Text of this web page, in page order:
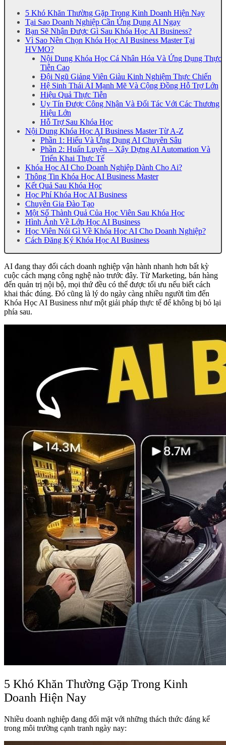
5 Khó Khăn Thường Gặp Trong Kinh Doanh Hiện Nay
Tại Sao Doanh Nghiệp Cần Ứng Dụng AI Ngay
Bạn Sẽ Nhận Được Gì Sau Khóa Học AI Business?
Vì Sao Nên Chọn Khóa Học AI Business Master Tại
HVMO?
Nội Dung Khóa Học Cá Nhân Hóa Và Ứng Dụng Thực
Tiễn Cao
Đội Ngũ Giảng Viên Giàu Kinh Nghiệm Thực Chiến
Hệ Sinh Thái AI Mạnh Mẽ Và Cộng Đồng Hỗ Trợ Lớn
Hiệu Quả Thực Tiễn
Uy Tín Được Công Nhận Và Đối Tác Với Các Thương
Hiệu Lớn
Hỗ Trợ Sau Khóa Học
Nội Dung Khóa Học AI Business Master Từ A-Z
Phần 1: Hiểu Và Ứng Dụng AI Chuyên Sâu
Phần 2: Huấn Luyện – Xây Dựng AI Automation Và
Triển Khai Thực Tế
Khóa Học AI Cho Doanh Nghiệp Dành Cho Ai?
Thông Tin Khóa Học AI Business Master
Kết Quả Sau Khóa Học
Học Phí Khóa Học AI Business
Chuyên Gia Đào Tạo
Một Số Thành Quả Của Học Viên Sau Khóa Học
Hình Ảnh Về Lớp Học AI Business
Học Viên Nói Gì Về Khóa Học AI Cho Doanh Nghiệp?
Cách Đăng Ký Khóa Học AI Business
AI đang thay đổi cách doanh nghiệp vận hành nhanh hơn bất kỳ
cuộc cách mạng công nghệ nào trước đây. Từ Marketing, bán hàng
đến quản trị nội bộ, mọi thứ đều có thể được tối ưu nếu biết cách
khai thác đúng. Đó cũng là lý do ngày càng nhiều người tìm đến
Khóa Học AI Business như một giải pháp thực tế để không bị bỏ lại
phía sau.
5 Khó Khăn Thường Gặp Trong Kinh
Doanh Hiện Nay
Nhiều doanh nghiệp đang đối mặt với những thách thức đáng kể
trong môi trường cạnh tranh ngày nay: